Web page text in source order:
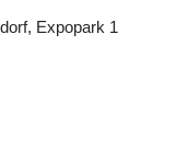
Expopark 1